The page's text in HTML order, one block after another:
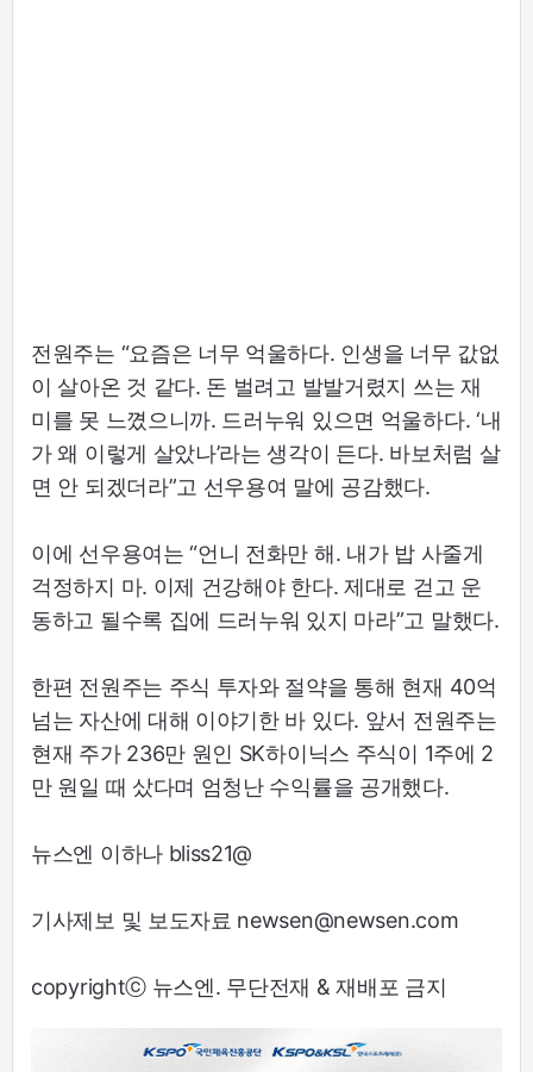
전원주는 “요즘은 너무 억울하다. 인생을 너무 값없
이 살아온 것 같다. 돈 벌려고 발발거렸지 쓰는 재
미를 못 느꼈으니까. 드러누워 있으면 억울하다. ‘내
가 왜 이렇게 살았나’라는 생각이 든다. 바보처럼 살
면 안 되겠더라”고 선우용여 말에 공감했다.
이에 선우용여는 “언니 전화만 해. 내가 밥 사줄게
걱정하지 마. 이제 건강해야 한다. 제대로 걷고 운
동하고 될수록 집에 드러누워 있지 마라”고 말했다.
한편 전원주는 주식 투자와 절약을 통해 현재 40억
넘는 자산에 대해 이야기한 바 있다. 앞서 전원주는
현재 주가 236만 원인 SK하이닉스 주식이 1주에 2
만 원일 때 샀다며 엄청난 수익률을 공개했다.
뉴스엔 이하나 bliss21@
기사제보 및 보도자료 newsen@newsen.com
copyrightⓒ 뉴스엔. 무단전재 & 재배포 금지